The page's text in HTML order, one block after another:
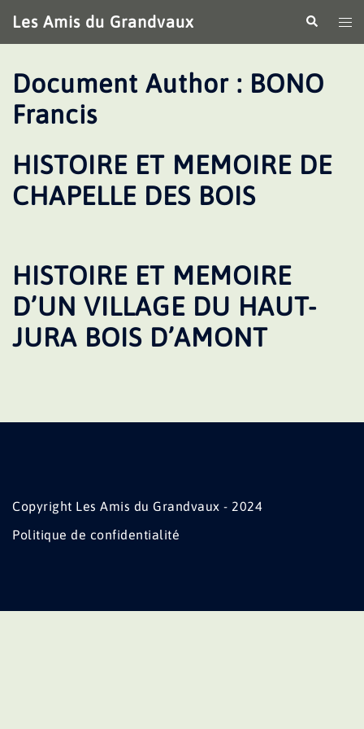
au
contenu
Les Amis du Grandvaux
le
Document Author : BONO
Francis
HISTOIRE ET MEMOIRE DE
CHAPELLE DES BOIS
HISTOIRE ET MEMOIRE
D’UN VILLAGE DU HAUT-
JURA BOIS D’AMONT
Copyright Les Amis du Grandvaux - 2024
Politique de confidentialité